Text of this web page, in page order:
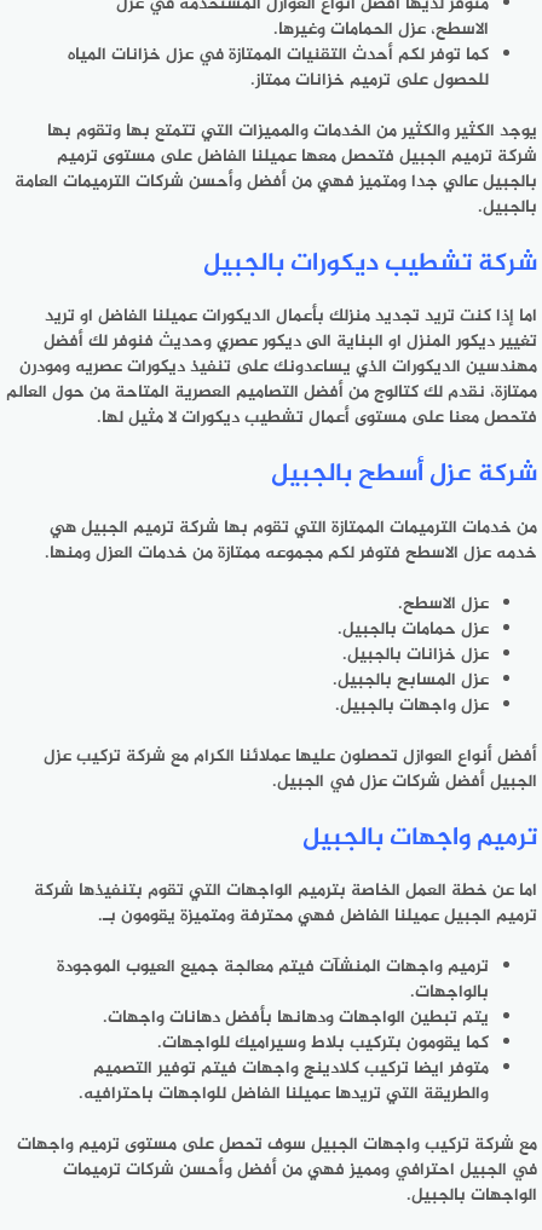
الاسطح، عزل الحمامات وغيرها.
كما توفر لكم أحدث التقنيات الممتازة في عزل خزانات المياه
للحصول على ترميم خزانات ممتاز.
يوجد الكثير والكثير من الخدمات والمميزات التي تتمتع بها وتقوم بها
شركة ترميم الجبيل فتحصل معها عميلنا الفاضل على مستوى ترميم
بالجبيل عالي جدا ومتميز فهي من أفضل وأحسن شركات الترميمات العامة
بالجبيل.
شركة تشطيب ديكورات بالجبيل
اما إذا كنت تريد تجديد منزلك بأعمال الديكورات عميلنا الفاضل او تريد
تغيير ديكور المنزل او البناية الى ديكور عصري وحديث فنوفر لك أفضل
مهندسين الديكورات الذي يساعدونك على تنفيذ ديكورات عصريه ومودرن
ممتازة، نقدم لك كتالوج من أفضل التصاميم العصرية المتاحة من حول العالم
فتحصل معنا على مستوى أعمال تشطيب ديكورات لا مثيل لها.
شركة عزل أسطح بالجبيل
من خدمات الترميمات الممتازة التي تقوم بها شركة ترميم الجبيل هي
خدمه عزل الاسطح فتوفر لكم مجموعه ممتازة من خدمات العزل ومنها.
عزل الاسطح.
عزل حمامات بالجبيل.
عزل خزانات بالجبيل.
عزل المسابح بالجبيل.
عزل واجهات بالجبيل.
أفضل أنواع العوازل تحصلون عليها عملائنا الكرام مع شركة تركيب عزل
الجبيل أفضل شركات عزل في الجبيل.
ترميم واجهات بالجبيل
اما عن خطة العمل الخاصة بترميم الواجهات التي تقوم بتنفيذها شركة
ترميم الجبيل عميلنا الفاضل فهي محترفة ومتميزة يقومون بـ.
ترميم واجهات المنشآت فيتم معالجة جميع العيوب الموجودة
بالواجهات.
يتم تبطين الواجهات ودهانها بأفضل دهانات واجهات.
كما يقومون بتركيب بلاط وسيراميك للواجهات.
متوفر ايضا تركيب كلادينج واجهات فيتم توفير التصميم
والطريقة التي تريدها عميلنا الفاضل للواجهات باحترافيه.
مع شركة تركيب واجهات الجبيل سوف تحصل على مستوى ترميم واجهات
في الجبيل احترافي ومميز فهي من أفضل وأحسن شركات ترميمات
الواجهات بالجبيل.